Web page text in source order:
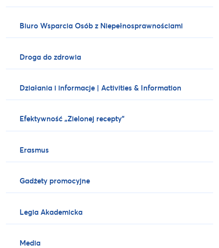
Biuro Wsparcia Osób z Niepełnosprawnościami
Droga do zdrowia
Działania i informacje | Activities & Information
Efektywność „Zielonej recepty”
Erasmus
Gadżety promocyjne
Legia Akademicka
Media